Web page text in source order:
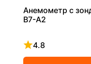
Анемометр с
В7-А2
4.8
Рейтинг 4.8 из 5